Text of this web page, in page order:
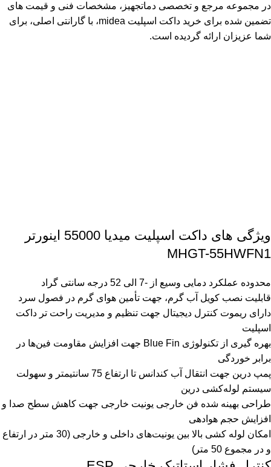
در مجموعه مرجع و تخصصی دماتجهیز، مشخصات فنی و قیمت های
تضمین شده برای خرید داکت اسپلیت midea، با گارانتی اصلی، برای
شما عزیزان ارائه گردیده است.
ویژگی های داکت اسپلیت میدیا 55000 اینورتر
MHGT-55HWFN1
محدوده عملکرد دمایی وسیع از -7 الی 52 درجه سانتی گراد
قابلیت نصب کویل آب گرم، جهت تأمین هوای گرم در فصول سرد
دارای ریموت کنترل دیجیتال جهت تنظیم و مدیریت راحت تر داکت
اسپلیت
بهره‌ گیری از تکنولوژی Blue Fin جهت افزایش مقاومت فین‌ها در
برابر خوردگی
پمپ درین جهت انتقال آب کندانس تا ارتفاع 75 سانتیمتر و سهولت
سیستم لوله‌کشی درین
طراحی بهینه شده فن خارجی یونیت خارجی جهت کاهش سطح صدا و
افزایش حجم هوادهی
امکان لوله‌ کشی بالا بین یونیت‌های داخلی و خارجی (30 متر در ارتفاع
و در مجموع 50 متر)